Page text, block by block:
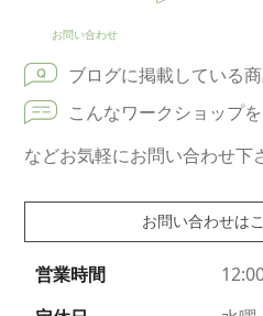
お問い合わせ
ブログに掲載している
こんなワークショップ
などお気軽にお問い合わせ下
お問い合わせは
営業時間